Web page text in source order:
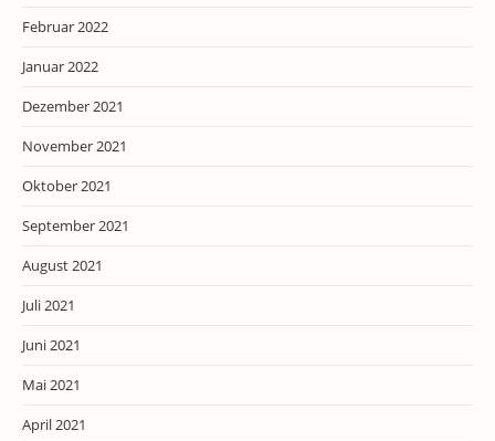
Februar 2022
Januar 2022
Dezember 2021
November 2021
Oktober 2021
September 2021
August 2021
Juli 2021
Juni 2021
Mai 2021
April 2021